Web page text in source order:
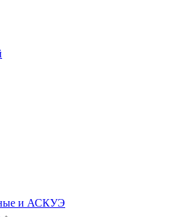
и АСКУЭ